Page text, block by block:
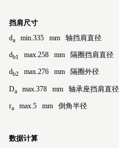
挡肩尺寸
da min.335 mm 轴挡肩直径
db1 max.258 mm 隔圈挡肩直径
db2 max.276 mm 隔圈外径
Da max.378 mm 轴承座挡肩直径
ra max.5 mm 倒角半径
数据计算